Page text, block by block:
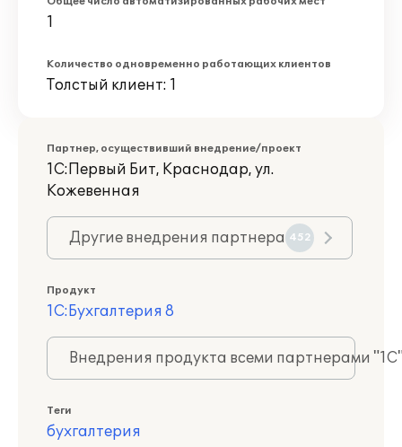
1
Количество одновременно работающих клиентов
Толстый клиент: 1
Партнер, осуществивший внедрение/проект
1С:Первый Бит, Краснодар, ул.
Кожевенная
Другие внедрения партнера 452
Продукт
1С:Бухгалтерия 8
Внедрения продукта всеми партнерами
Теги
бухгалтерия